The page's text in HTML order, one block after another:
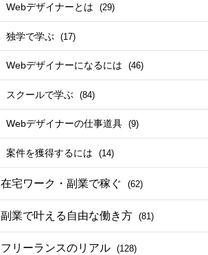
Webデザイナーとは (29)
独学で学ぶ (17)
Webデザイナーになるには (46)
スクールで学ぶ (84)
Webデザイナーの仕事道具 (9)
案件を獲得するには (14)
在宅ワーク・副業で稼ぐ (62)
副業で叶える自由な働き方 (81)
フリーランスのリアル (128)